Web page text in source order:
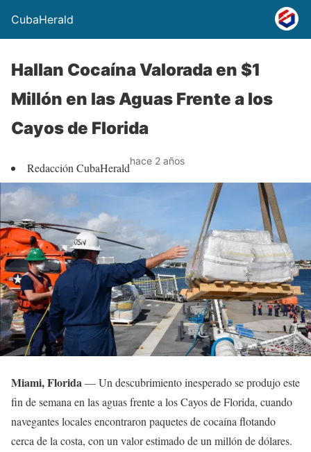
CubaHerald
Hallan Cocaína Valorada en $1
Millón en las Aguas Frente a los
Cayos de Florida
Redacción CubaHeraldhace 2 años
Miami, Florida— Un descubrimiento inesperado se produjo este
fin de semana en las aguas frente a los Cayos de Florida, cuando
navegantes locales encontraron paquetes de cocaína flotando
cerca de la costa, con un valor estimado de un millón de dólares.